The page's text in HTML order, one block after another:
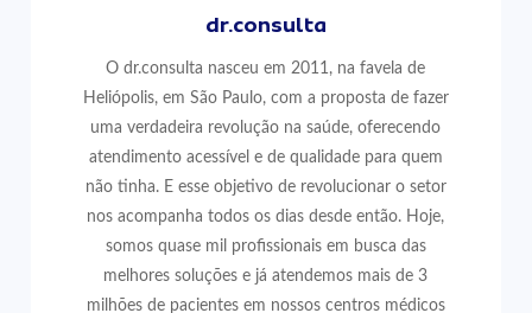
dr.consulta
O dr.consulta nasceu em 2011, na favela de
Heliópolis, em São Paulo, com a proposta de fazer
uma verdadeira revolução na saúde, oferecendo
atendimento acessível e de qualidade para quem
não tinha. E esse objetivo de revolucionar o setor
nos acompanha todos os dias desde então. Hoje,
somos quase mil profissionais em busca das
melhores soluções e já atendemos mais de 3
milhões de pacientes em nossos centros médicos